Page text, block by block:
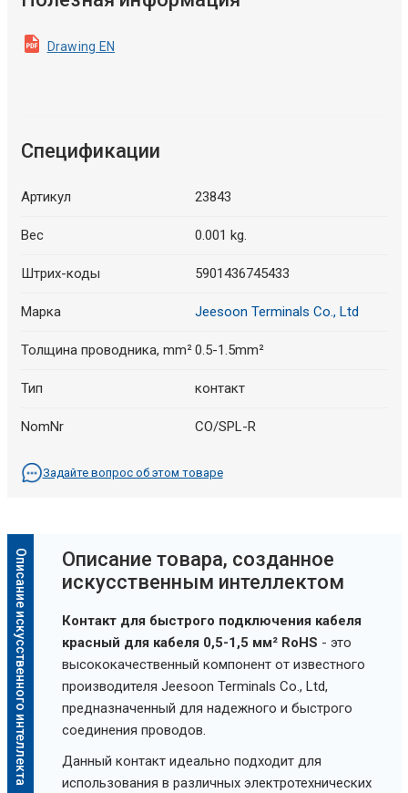
Drawing EN
Спецификации
Артикул 23843
Вес 0.001 kg.
Штрих-коды 5901436745433
Марка Jeesoon Terminals Co., Ltd
Толщина проводника, mm²0.5-1.5mm²
Тип контакт
NomNr CO/SPL-R
Задайте вопрос об этом товаре
Описание искусственного интеллекта
Oписание товара, созданное
искусственным интеллектом
Контакт для быстрого подключения кабеля
красный для кабеля 0,5-1,5 мм² RoHS - это
высококачественный компонент от известного
производителя Jeesoon Terminals Co., Ltd,
предназначенный для надежного и быстрого
соединения проводов.
Данный контакт идеально подходит для
использования в различных электротехнических